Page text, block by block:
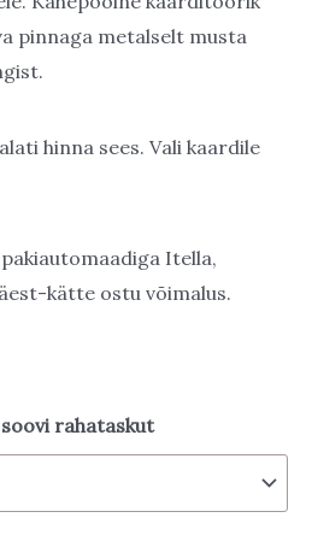
pinnaga metalselt musta
hinna sees. Vali kaardile
pakiautomaadiga Itella,
kätte ostu võimalus.
rahataskut